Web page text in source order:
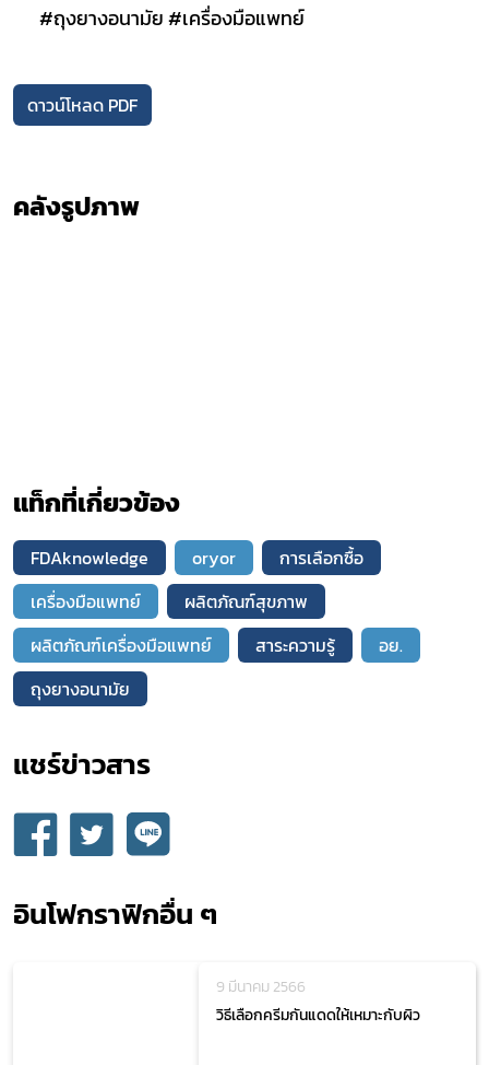
#ถุงยางอนามัย #เครื่องมือแพทย์
ดาวน์โหลด PDF
คลังรูปภาพ
แท็กที่เกี่ยวข้อง
FDAknowledge oryor
การเลือกซื้อ
เครื่องมือแพทย์
ผลิตภัณฑ์สุขภาพ
ผลิตภัณฑ์เครื่องมือแพทย์
สาระความรู้
อย.
ถุงยางอนามัย
แชร์ข่าวสาร​
อินโฟกราฟิกอื่น ๆ
9 มีนาคม 2566
วิธีเลือกครีมกันแดดให้เหมาะกับผิว